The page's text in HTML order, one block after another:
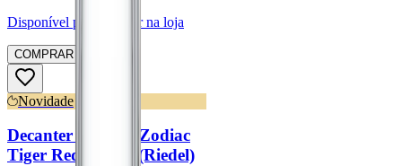
Disponível para:
Retirar na loja
COMPRAR
Novidade
Decanter Chinese Zodiac
Tiger Red/Yellow (Riedel)